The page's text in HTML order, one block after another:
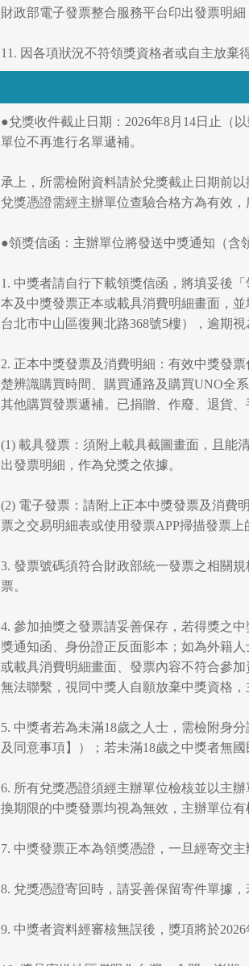
財政部電子發票整合服務平台印出發票明細
11. 因各項狀況不符領獎資格者或自主放棄
●兌獎收件截止日期：2026年8月14日止（
單位不再進行名單遞補。
承上，所需檢附資料請於兌獎截止日期前
兌獎憑證需經主辦單位查驗合格方為有效，
●領獎信函：主辦單位將發送中獎通知（含
1. 中獎者請自行下載領獎信函，將填妥後
本及中獎發票正本或載具消費明細畫面，
台北市中山區復興北路368號5樓），逾期
2. 正本中獎發票及消費明細：有效中獎發
楚辨識購買時間、購買通路及購買UNO全
其他購買發票遞補。已捐贈、作廢、退貨
(1) 載具發票：須附上載具截圖畫面，且能
出發票明細，作為兌獎之依據。
(2) 電子發票：請附上正本中獎發票及消費
票之交易明細表或使用發票APP掃描發票上
3. 發票號碼須符合財政部統一發票之相關
票。
4. 參加抽獎之發票請妥善保存，若得獎之
獎通知函、身份證正反面影本；如為外籍
或載具消費明細畫面、發票內容不符合參
無法聯繫，視同中獎人自願放棄中獎資格
5. 中獎者若為未滿18歲之人士，需檢附身
及同意事項】）；若未滿18歲之中獎者無
6. 所有兌獎憑證須經主辦單位檢核並以主
換期限的中獎發票均視為無效，主辦單位有
7. 中獎發票正本為領獎憑證，一旦經寄交
8. 兌獎憑證寄回時，請妥善保留寄件單據
9. 中獎者資料經審核無誤後，獎項將於